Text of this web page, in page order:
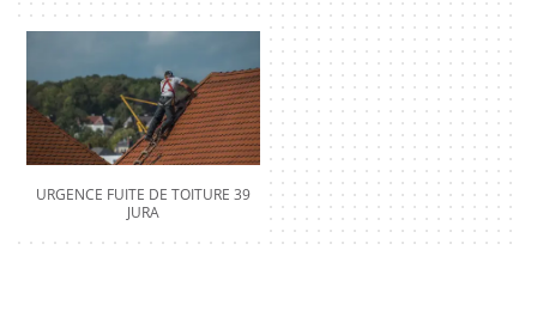
URGENCE FUITE DE TOITURE 39
JURA